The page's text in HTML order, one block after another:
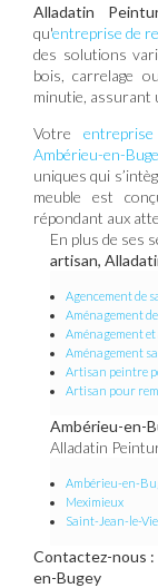
Alladatin
qu'entreprise de
des solutions
bois, carrelage
minutie, assurant
Votre
Ambérieu-en-
uniques qui
meuble est
répondant aux
En plus de ses
artisan,
Agencement de
Aménagement
Aménagement
Aménagement
Artisan peintre
Artisan pour
Ambérieu-en-
Alladatin
Ambérieu-en-
Meximieux
Saint-Jean-le-
Contactez-nous
en-Bugey